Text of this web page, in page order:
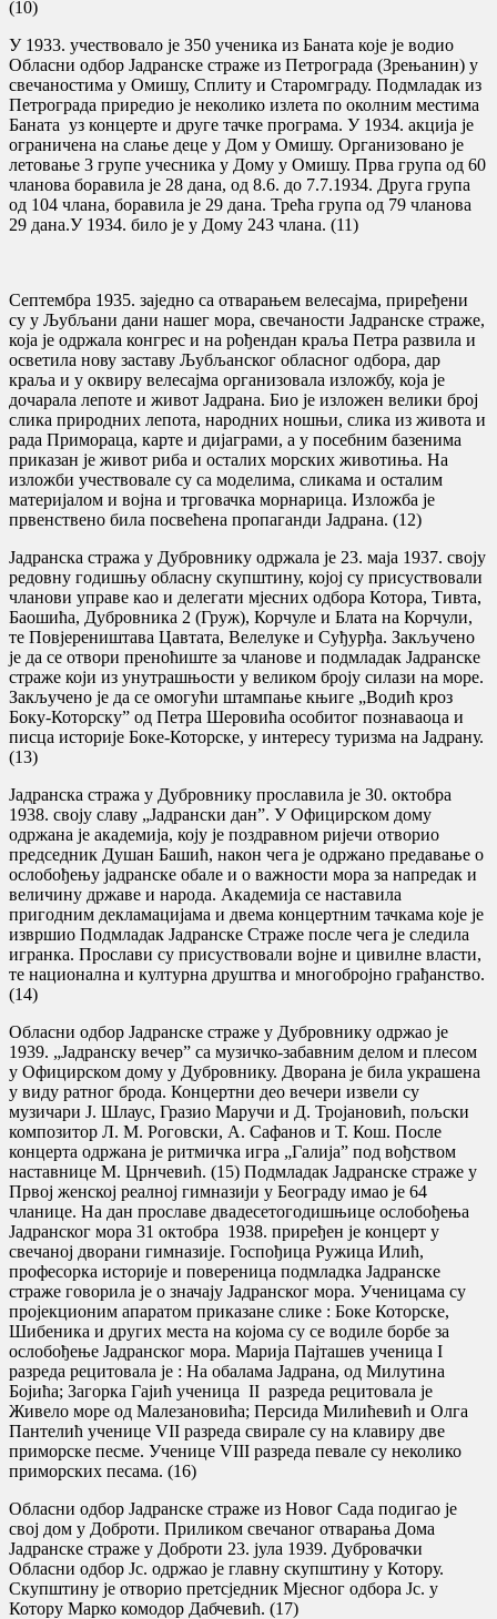
(10)
У 1933. учествовало је 350 ученика из Баната које је водио
Обласни одбор Јадранске страже из Петрограда (Зрењанин) у
свечаностима у Омишу, Сплиту и Старомграду. Подмладак из
Петрограда приредио је неколико излета по околним местима
Баната уз концерте и друге тачке програма. У 1934. акција је
ограничена на слање деце у Дом у Омишу. Организовано је
летовање 3 групе учесника у Дому у Омишу. Прва група од 60
чланова боравила је 28 дана, од 8.6. до 7.7.1934. Друга група
од 104 члана, боравила је 29 дана. Трећа група од 79 чланова
29 дана.У 1934. било је у Дому 243 члана. (11)
Септембра 1935. заједно са отварањем велесајма, приређени
су у Љубљани дани нашег мора, свечаности Јадранске страже,
која је одржала конгрес и на рођендан краља Петра развила и
осветила нову заставу Љубљанског обласног одбора, дар
краља и у оквиру велесајма организовала изложбу, која је
дочарала лепоте и живот Јадрана. Био је изложен велики број
слика природних лепота, народних ношњи, слика из живота и
рада Примораца, карте и дијаграми, а у посебним базенима
приказан је живот риба и осталих морских животиња. На
изложби учествовале су са моделима, сликама и осталим
материјалом и војна и трговачка морнарица. Изложба је
првенствено била посвећена пропаганди Јадрана. (12)
Јадранска стража у Дубровнику одржала је 23. маја 1937. своју
редовну годишњу обласну скупштину, којој су присуствовали
чланови управе као и делегати мјесних одбора Котора, Тивта,
Баошића, Дубровника 2 (Груж), Корчуле и Блата на Корчули,
те Повјереништава Цавтата, Велелуке и Суђурђа. Закључено
је да се отвори преноћиште за чланове и подмладак Јадранске
страже који из унутрашњости у великом броју силази на море.
Закључено је да се омогући штампање књиге „Водић кроз
Боку-Которску” од Петра Шеровића особитог познаваоца и
писца историје Боке-Которске, у интересу туризма на Јадрану.
(13)
Јадранска стража у Дубровнику прославила је 30. октобра
1938. своју славу „Јадрански дан”. У Официрском дому
одржана је академија, коју је поздравном ријечи отворио
председник Душан Башић, након чега је одржано предавање о
ослобођењу јадранске обале и о важности мора за напредак и
величину државе и народа. Академија се наставила
пригодним декламацијама и двема концертним тачкама које је
извршио Подмладак Јадранске Страже после чега је следила
игранка. Прослави су присуствовали војне и цивилне власти,
те национална и културна друштва и многобројно грађанство.
(14)
Обласни одбор Јадранске страже у Дубровнику одржао је
1939. „Јадранску вечер” са музичко-забавним делом и плесом
у Официрском дому у Дубровнику. Дворана је била украшена
у виду ратног брода. Концертни део вечери извели су
музичари Ј. Шлаус, Гразио Маручи и Д. Тројановић, пољски
композитор Л. М. Роговски, А. Сафанов и Т. Кош. После
концерта одржана је ритмичка игра „Галија” под вођством
наставнице М. Црнчевић. (15) Подмладак Јадранске страже у
Првој женској реалној гимназији у Београду имао је 64
чланице. На дан прославе двадесетогодишњице ослобођења
Јадранског мора 31 октобра 1938. приређен је концерт у
свечаној дворани гимназије. Госпођица Ружица Илић,
професорка историје и повереница подмладка Јадранске
страже говорила је о значају Јадранског мора. Ученицама су
пројекционим апаратом приказане слике : Боке Которске,
Шибеника и других места на којома су се водиле борбе за
ослобођење Јадранског мора. Марија Пајташев ученица I
разреда рецитовала је : На обалама Јадрана, од Милутина
Бојића; Загорка Гајић ученица II разреда рецитовала је
Живело море од Малезановића; Персида Милићевић и Олга
Пантелић ученице VII разреда свирале су на клавиру две
приморске песме. Ученице VIII разреда певале су неколико
приморских песама. (16)
Обласни одбор Јадранске страже из Новог Сада подигао је
свој дом у Доброти. Приликом свечаног отварања Дома
Јадранске страже у Доброти 23. јула 1939. Дубровачки
Обласни одбор Јс. одржао је главну скупштину у Котору.
Скупштину је отворио претсједник Мјесног одбора Јс. у
Котору Марко комодор Дабчевић. (17)